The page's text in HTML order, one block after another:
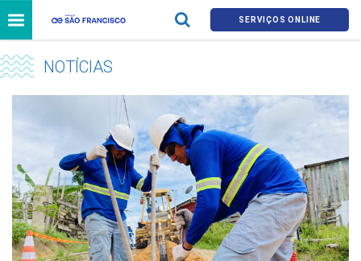
SERVIÇOS ONLINE
NOTÍCIAS